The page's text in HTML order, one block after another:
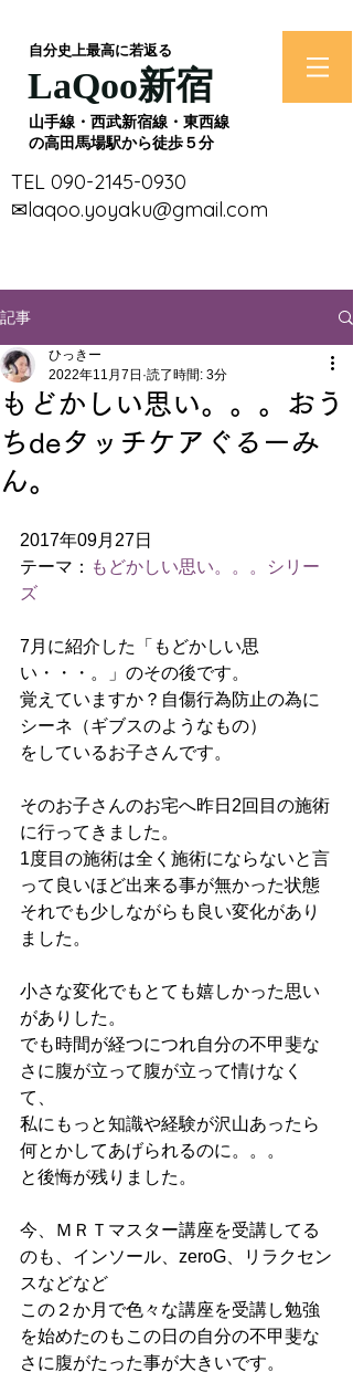
​自分史上最高に若返る
​LaQoo新宿
​山手線・西武新宿線・東西線
の高田馬場駅から徒歩５分
​TEL 090-2145-0930
​✉laqoo.yoyaku@gmail.com
記事
もどかしい思い。。。おう
ちdeタッチケアぐるーみ
ん。
ひっきー
2022年11月7日 読了時間: 3分
2017年09月27日
テーマ： もどかしい思い。。。シリー
ズ
7月に紹介した「もどかしい思
い・・・。」のその後です。
覚えていますか？自傷行為防止の為に
シーネ（ギブスのようなもの）
をしているお子さんです。
そのお子さんのお宅へ昨日2回目の施術
に行ってきました。
1度目の施術は全く施術にならないと言
って良いほど出来る事が無かった状態
それでも少しながらも良い変化があり
ました。
小さな変化でもとても嬉しかった思い
がありした。
でも時間が経つにつれ自分の不甲斐な
さに腹が立って腹が立って情けなく
て、
私にもっと知識や経験が沢山あったら
何とかしてあげられるのに。。。
と後悔が残りました。
今、ＭＲＴマスター講座を受講してる
のも、インソール、zeroG、リラクセン
スなどなど
この２か月で色々な講座を受講し勉強
を始めたのもこの日の自分の不甲斐な
さに腹がたった事が大きいです。